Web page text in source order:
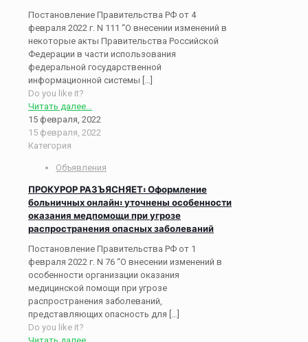
Постановление Правительства РФ от 4
февраля 2022 г. N 111 “О внесении изменений в
некоторые акты Правительства Российской
Федерации в части использования
федеральной государственной
информационной системы […]
Do you like it?
Читать далее...
15 февраля, 2022
15 февраля, 2022
Категория
Объявления
ПРОКУРОР РАЗЪЯСНЯЕТ: Оформление
больничных онлайн: уточнены особенности
оказания медпомощи при угрозе
распространения опасных заболеваний
Постановление Правительства РФ от 1
февраля 2022 г. N 76 “О внесении изменений в
особенности организации оказания
медицинской помощи при угрозе
распространения заболеваний,
представляющих опасность для […]
Do you like it?